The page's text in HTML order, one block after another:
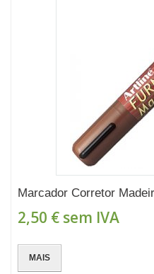
Marcador Corretor
2,50 € sem IVA
MAIS